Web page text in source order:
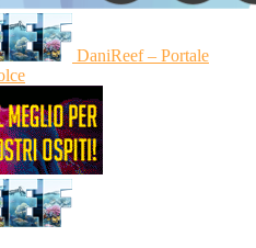
DaniReef – Portale